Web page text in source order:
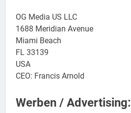
OG Media US LLC
1688 Meridian Avenue
Miami Beach
FL 33139
USA
CEO: Francis Arnold
Werben / Advertising: